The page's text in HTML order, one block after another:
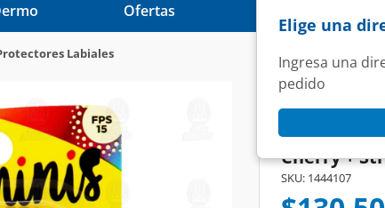
Elige una
Ingresa una
pedido
Ofertas
Labiales
CARMEX
Pack
Cherry +
SKU: 1444107